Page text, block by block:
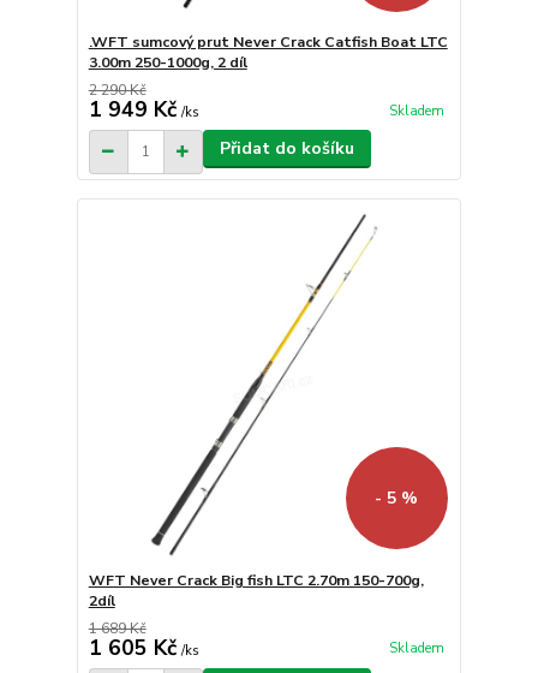
.WFT sumcový prut Never Crack Catfish Boat LTC
3.00m 250-1000g, 2 díl
2 290 Kč
1 949 Kč /ks Skladem
Přidat do košíku
- 5 %
WFT Never Crack Big fish LTC 2.70m 150-700g,
2díl
1 689 Kč
1 605 Kč /ks Skladem